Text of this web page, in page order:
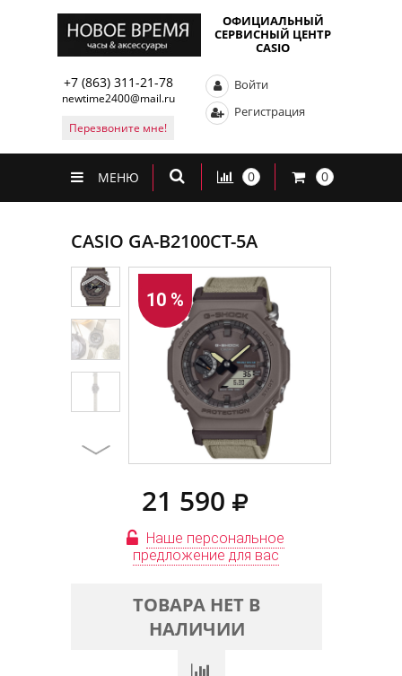
ОФИЦИАЛЬНЫЙ
СЕРВИСНЫЙ ЦЕНТР
CASIO
+7 (863) 311-21-78
newtime2400@mail.ru
Перезвоните мне!
Войти
Регистрация
МЕНЮ 0 0
CASIO GA-B2100CT-5A
10 %
21 590
Наше персональное
предложение для вас
ТОВАРА НЕТ В
НАЛИЧИИ